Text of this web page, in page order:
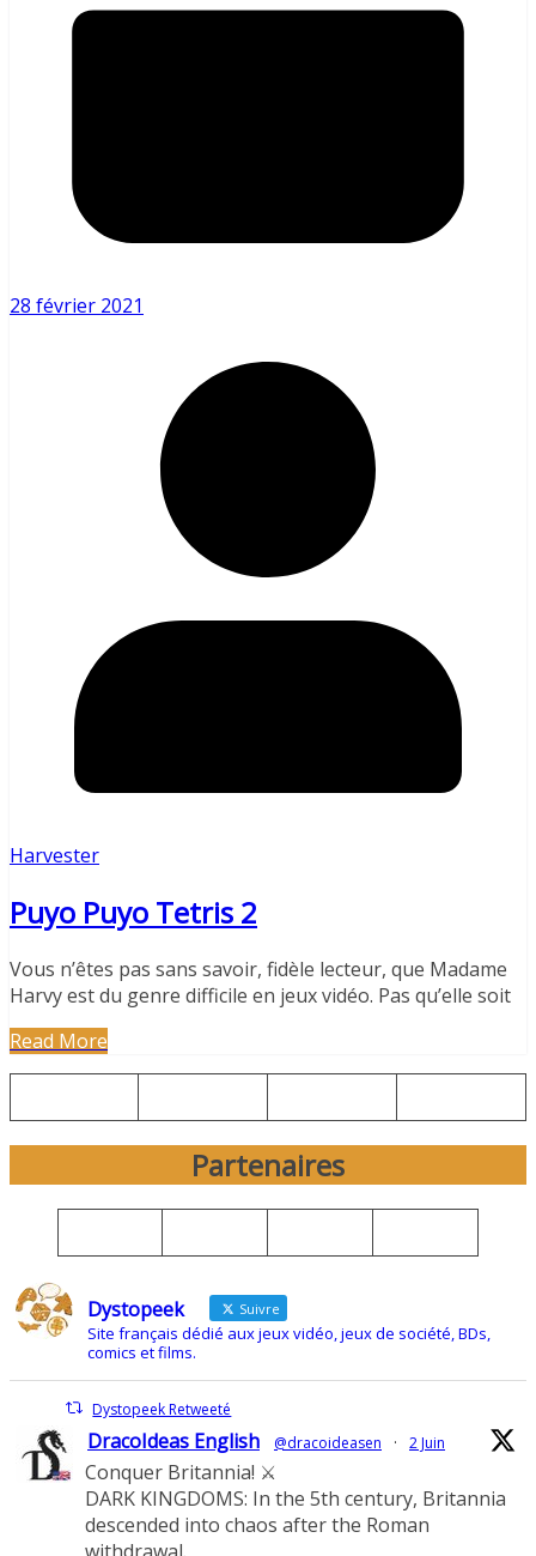
28 février 2021
Harvester
Puyo Puyo Tetris 2
Vous n’êtes pas sans savoir, fidèle lecteur, que Madame
Harvy est du genre difficile en jeux vidéo. Pas qu’elle soit
Read More
Partenaires
Dystopeek Suivre
Site français dédié aux jeux vidéo, jeux de société, BDs,
comics et films.
Dystopeek Retweeté
DracoIdeas English @dracoideasen · 2 Juin
Conquer Britannia! ⚔️
DARK KINGDOMS: In the 5th century, Britannia
descended into chaos after the Roman